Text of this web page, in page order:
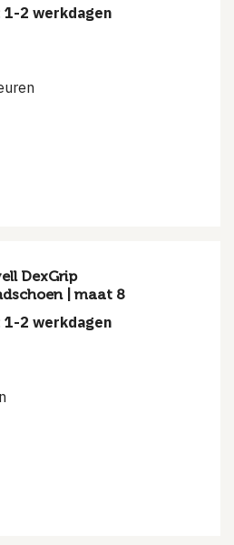
1-2 werkdagen
DexGrip
| maat 8
1-2 werkdagen